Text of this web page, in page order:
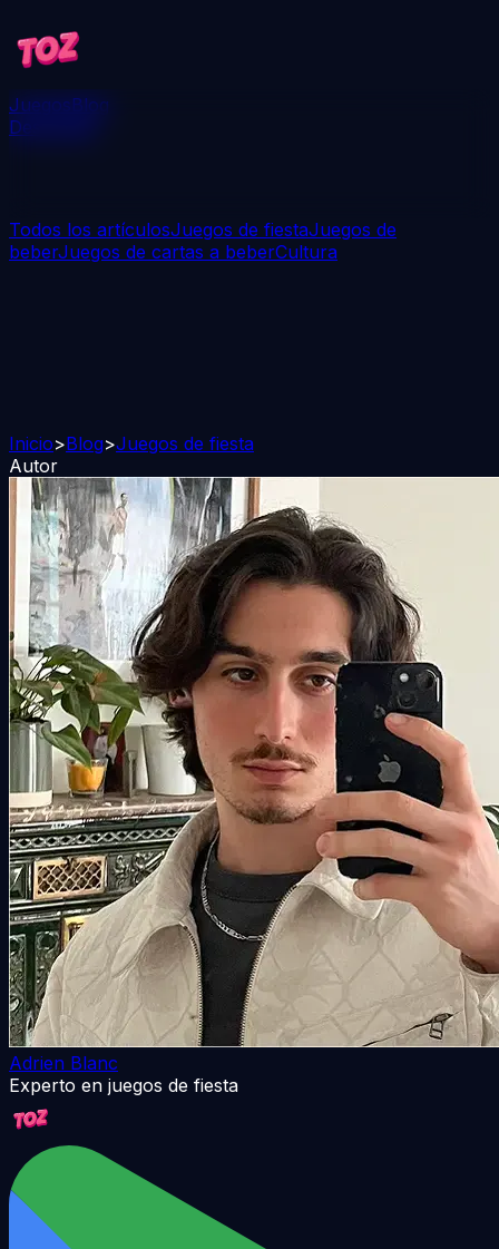
JuegosBlog
Descargar
Todos los artículosJuegos de fiestaJuegos de
beberJuegos de cartas a beberCultura
Inicio>Blog>Juegos de fiesta
Autor
Adrien Blanc
Experto en juegos de fiesta